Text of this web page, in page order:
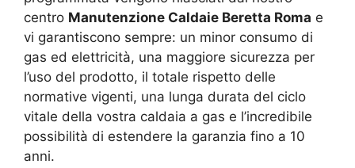
centro Manutenzione Caldaie Beretta Roma e
vi garantiscono sempre: un minor consumo di
gas ed elettricità, una maggiore sicurezza per
l’uso del prodotto, il totale rispetto delle
normative vigenti, una lunga durata del ciclo
vitale della vostra caldaia a gas e l’incredibile
possibilità di estendere la garanzia fino a 10
anni.